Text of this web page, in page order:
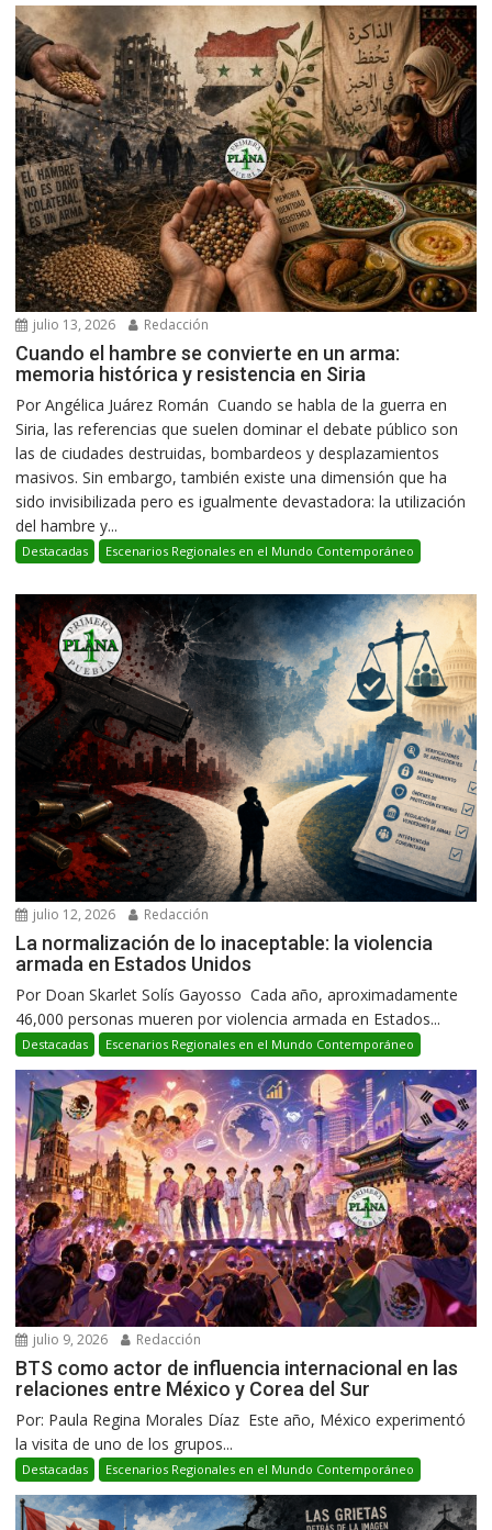
julio 13, 2026 Redacción
Cuando el hambre se convierte en un arma:
memoria histórica y resistencia en Siria
Por Angélica Juárez Román Cuando se habla de la guerra en
Siria, las referencias que suelen dominar el debate público son
las de ciudades destruidas, bombardeos y desplazamientos
masivos. Sin embargo, también existe una dimensión que ha
sido invisibilizada pero es igualmente devastadora: la utilización
del hambre y...
Destacadas Escenarios Regionales en el Mundo Contemporáneo
julio 12, 2026 Redacción
La normalización de lo inaceptable: la violencia
armada en Estados Unidos
Por Doan Skarlet Solís Gayosso Cada año, aproximadamente
46,000 personas mueren por violencia armada en Estados...
Destacadas Escenarios Regionales en el Mundo Contemporáneo
julio 9, 2026 Redacción
BTS como actor de influencia internacional en las
relaciones entre México y Corea del Sur
Por: Paula Regina Morales Díaz Este año, México experimentó
la visita de uno de los grupos...
Destacadas Escenarios Regionales en el Mundo Contemporáneo